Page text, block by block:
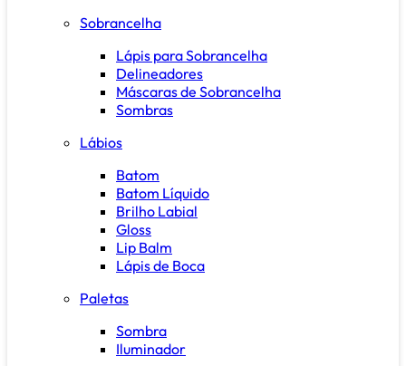
Sobrancelha
Lápis para Sobrancelha
Delineadores
Máscaras de Sobrancelha
Sombras
Lábios
Batom
Batom Líquido
Brilho Labial
Gloss
Lip Balm
Lápis de Boca
Paletas
Sombra
Iluminador